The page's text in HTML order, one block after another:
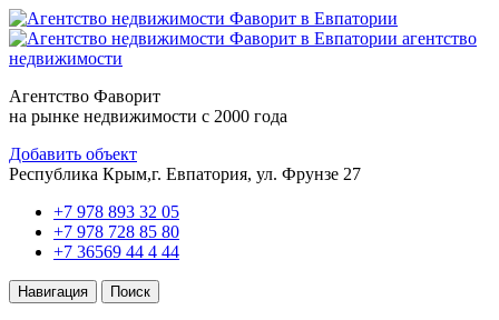
агентство
недвижимости
Агентство Фаворит
на рынке недвижимости с 2000 года
Добавить объект
Республика Крым,г. Евпатория, ул. Фрунзе 27
+7 978 893 32 05
+7 978 728 85 80
+7 36569 44 4 44
Навигация Поиск